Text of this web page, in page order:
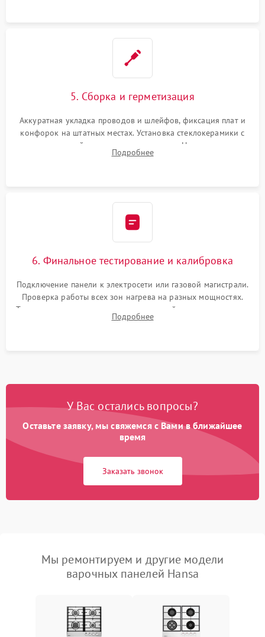
5. Сборка и герметизация
Аккуратная укладка проводов и шлейфов, фиксация плат и
конфорок на штатных местах. Установка стеклокерамики с
проверкой равномерности зазоров. Нанесение
термостойкого герметика или укладка уплотнительной
Подробнее
6. Финальное тестирование и калибровка
Подключение панели к электросети или газовой магистрали.
Проверка работы всех зон нагрева на разных мощностях.
Тестирование сенсорного управления, таймера, индикаторов
остаточного тепла и систем защиты от перегрева.
Подробнее
У Вас остались вопросы?
Оставьте заявку, мы свяжемся с Вами в ближайшее
время
Заказать звонок
Мы ремонтируем и другие модели
варочных панелей Hansa